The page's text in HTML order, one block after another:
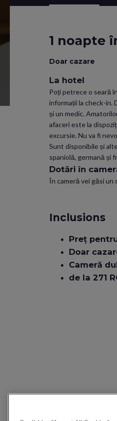
1 noapte
Doar cazare
La hotel
Poți petrece o seară
informații la check-in.
și un medic.
afaceri este la
excursie. Nu va fi
Sunt disponibile și
spaniolă, germană și
Dotări în
În cameră vei găsi un
Inclusions
Preț
Doar
Cameră
de la 271